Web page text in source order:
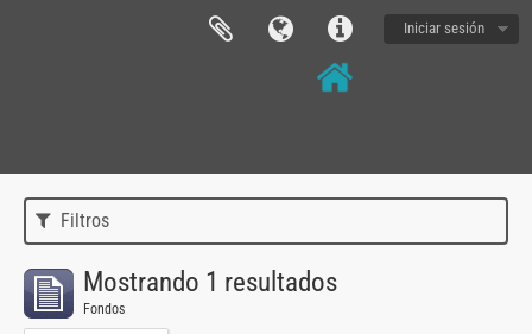
Iniciar sesión
Filtros
Mostrando 1 resultados
Fondos